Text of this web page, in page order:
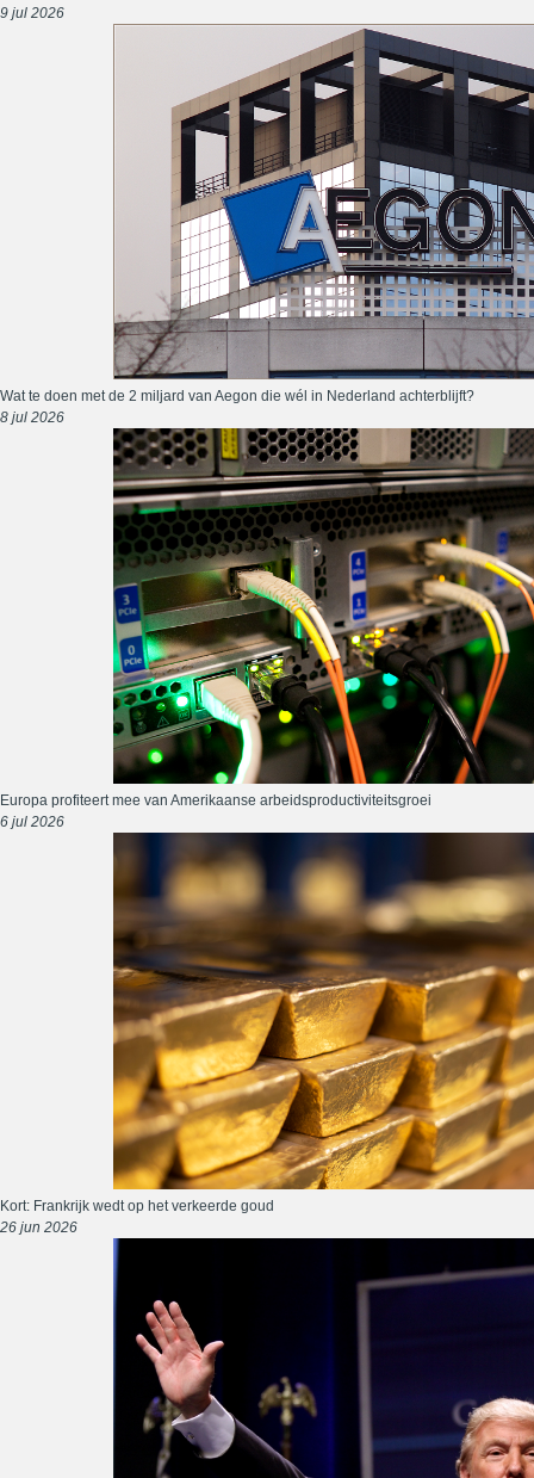
9 jul 2026
Wat te doen met de 2 miljard van Aegon die wél in Nederland achterblijft?
8 jul 2026
Europa profiteert mee van Amerikaanse arbeidsproductiviteitsgroei
6 jul 2026
Kort: Frankrijk wedt op het verkeerde goud
26 jun 2026